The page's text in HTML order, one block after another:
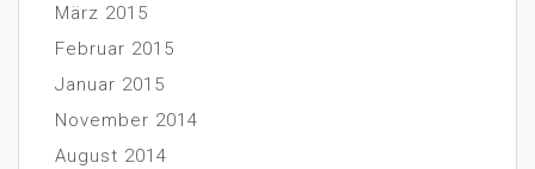
März 2015
Februar 2015
Januar 2015
November 2014
August 2014